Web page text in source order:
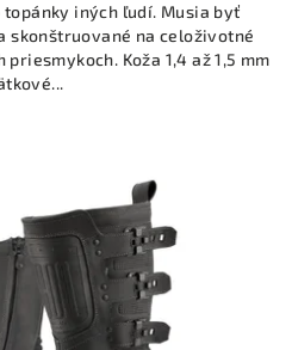
topánky iných ľudí. Musia byť
skonštruované na celoživotné
Koža 1,4 až 1,5 mm